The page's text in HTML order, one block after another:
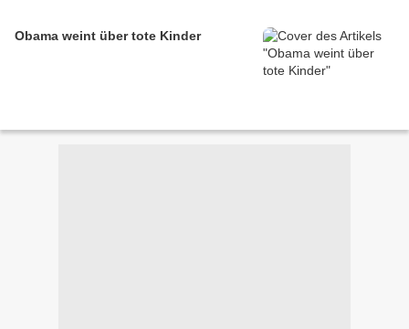
Obama weint über tote Kinder